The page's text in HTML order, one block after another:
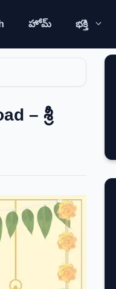
హోమ్ భక్తి
– శ్రీ